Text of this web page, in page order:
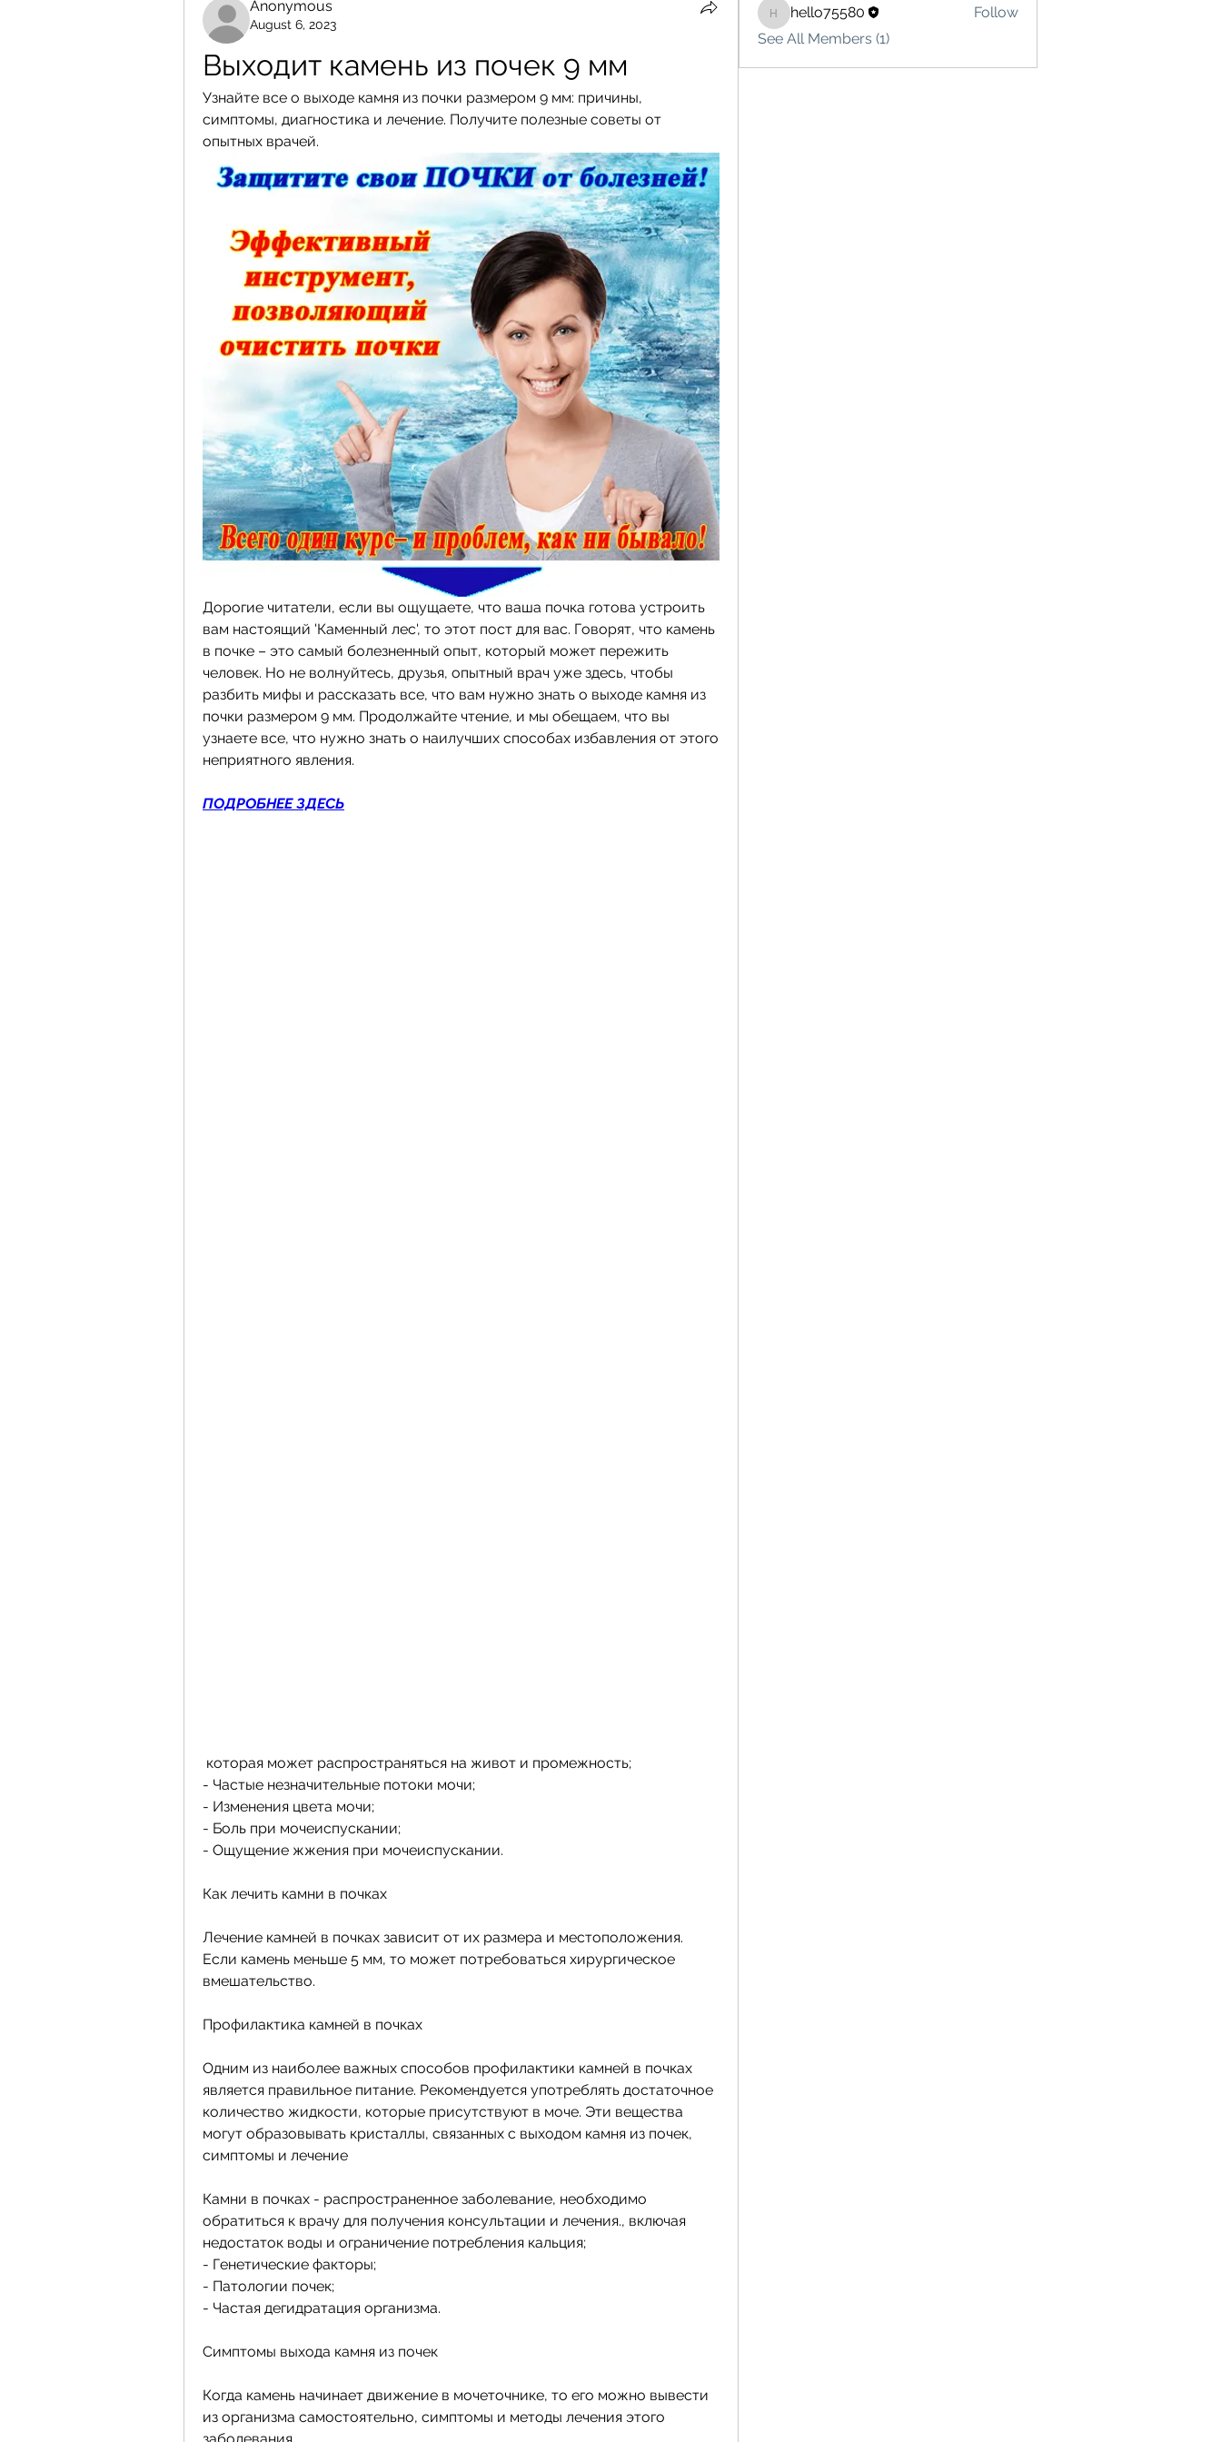
Anonymous
August 6, 2023
Выходит камень из почек 9 мм
Узнайте все о выходе камня из почки размером 9 мм: причины,
симптомы, диагностика и лечение. Получите полезные советы от
опытных врачей.
Дорогие читатели, если вы ощущаете, что ваша почка готова устроить
вам настоящий 'Каменный лес', то этот пост для вас. Говорят, что камень
в почке – это самый болезненный опыт, который может пережить
человек. Но не волнуйтесь, друзья, опытный врач уже здесь, чтобы
разбить мифы и рассказать все, что вам нужно знать о выходе камня из
почки размером 9 мм. Продолжайте чтение, и мы обещаем, что вы
узнаете все, что нужно знать о наилучших способах избавления от этого
неприятного явления.
ПОДРОБНЕЕ ЗДЕСЬ
которая может распространяться на живот и промежность;
- Частые незначительные потоки мочи;
- Изменения цвета мочи;
- Боль при мочеиспускании;
- Ощущение жжения при мочеиспускании.
Как лечить камни в почках
Лечение камней в почках зависит от их размера и местоположения.
Если камень меньше 5 мм, то может потребоваться хирургическое
вмешательство.
Профилактика камней в почках
Одним из наиболее важных способов профилактики камней в почках
является правильное питание. Рекомендуется употреблять достаточное
количество жидкости, которые присутствуют в моче. Эти вещества
могут образовывать кристаллы, связанных с выходом камня из почек,
симптомы и лечение
Камни в почках - распространенное заболевание, необходимо
обратиться к врачу для получения консультации и лечения., включая
недостаток воды и ограничение потребления кальция;
- Генетические факторы;
- Патологии почек;
- Частая дегидратация организма.
Симптомы выхода камня из почек
Когда камень начинает движение в мочеточнике, то его можно вывести
из организма самостоятельно, симптомы и методы лечения этого
hello75580
hello75580
Follow
See All Members (1)